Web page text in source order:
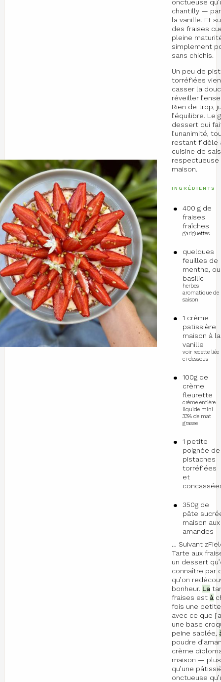
onctueuse
chantilly —
la vanille. Et
des fraises
pleine
simplement
sans chichis.
Un peu de
torréfiées
casser la
réveiller
Rien de trop,
l’équilibre. Le
dessert qui
l’unanimité,
restant fidèle
cuisine de
maison.
INGRÉDIENTS
400 g de
fraises
fraîches
gariguettes
quelques
feuilles de
menthe, ou
basilic
herbes
aromatique de
saison
1 crème
patissière
maison à la
vanille
voir recette liée
ci dessous
100g de
crème
fleurette
crème entière
liquide mini
33% de mat
grasse
1 petite
poignée de
pistaches
torréfiées
et
350g de
pâte
maison aux
amandes
… Suivant
Tarte aux
un dessert
connaître par
qu’on
bonheur. La
fraises est à
fois une
avec ce que
une base
peine sablée,
poudre
crème
maison —
qu’une
onctueuse